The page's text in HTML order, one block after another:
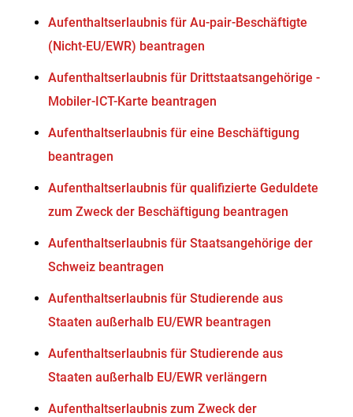
Aufenthaltserlaubnis für Au-pair-Beschäftigte
(Nicht-EU/EWR) beantragen
Aufenthaltserlaubnis für Drittstaatsangehörige -
Mobiler-ICT-Karte beantragen
Aufenthaltserlaubnis für eine Beschäftigung
beantragen
Aufenthaltserlaubnis für qualifizierte Geduldete
zum Zweck der Beschäftigung beantragen
Aufenthaltserlaubnis für Staatsangehörige der
Schweiz beantragen
Aufenthaltserlaubnis für Studierende aus
Staaten außerhalb EU/EWR beantragen
Aufenthaltserlaubnis für Studierende aus
Staaten außerhalb EU/EWR verlängern
Aufenthaltserlaubnis zum Zweck der